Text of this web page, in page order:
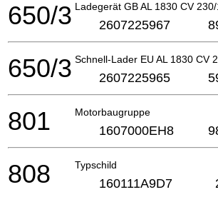
Ladegerät GB AL 1830 CV
650/3 2607225967
Schnell-Lader EU AL 1830 CV
650/3 2607225965
Motorbaugruppe
801 1607000EH8
Typschild
808 160111A9D7